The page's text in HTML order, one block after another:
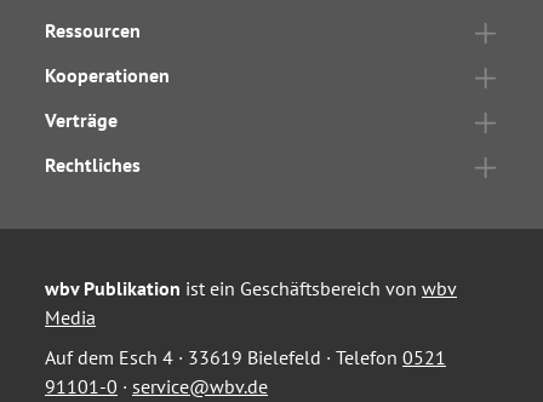
Ressourcen
Kooperationen
Verträge
Rechtliches
wbv Publikation ist ein Geschäftsbereich von wbv
Media
Auf dem Esch 4 · 33619 Bielefeld · Telefon 0521
91101-0 · service@wbv.de